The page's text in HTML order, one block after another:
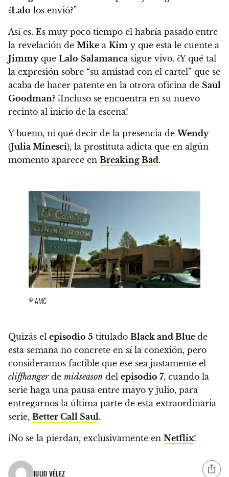
¿Lalo los envió?”
Así es. Es muy poco tiempo el habría pasado entre
la revelación de Mike a Kim y que esta le cuente a
Jimmyque Lalo Salamanca sigue vivo. ¿Y qué tal
la expresión sobre “su amistad con el cartel” que se
acaba de hacer patente en la otrora oficina de Saul
Goodman? ¡Incluso se encuentra en su nuevo
recinto al inicio de la escena!
Y bueno, ni qué decir de la presencia deWendy
(Julia Minesci), la prostituta adicta que en algún
momento aparece en Breaking Bad.
© AMC
Quizás el episodio 5 titulado Black and Blue de
esta semana no concrete en sí la conexión, pero
consideramos factible que ese sea justamente el
cliffhangerde midseason del episodio 7, cuando la
serie haga una pausa entre mayo y julio, para
entregarnos la última parte de esta extraordinaria
serie, Better Call Saul.
¡No se la pierdan, exclusivamente en Netflix!
JULIO VÉLEZ